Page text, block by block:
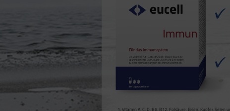
Vitamin A, C, D, B6, B12, Folsäure, Eisen, Kupfer,
Selen, Zink und Biotin tragen zur Erhaltung gesunder
sowie zu einem normalen Stoffwechsel von